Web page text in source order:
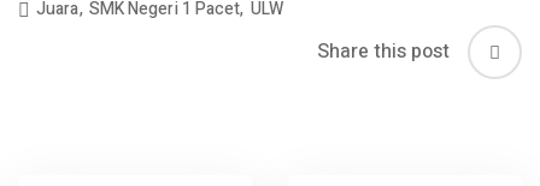
Juara, SMK Negeri 1 Pacet, ULW
Share this post